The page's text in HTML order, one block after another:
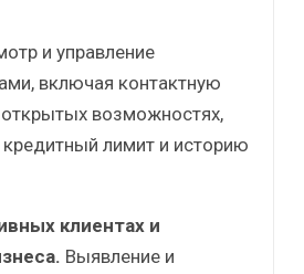
и управление
включая контактную
возможностях,
лимит и историю
клиентах и
Выявление и